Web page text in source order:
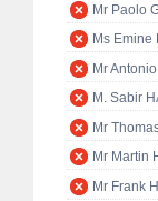
Mr Paolo
Ms Emine
Mr
M. Sabir
Mr
Mr Martin
Mr Frank